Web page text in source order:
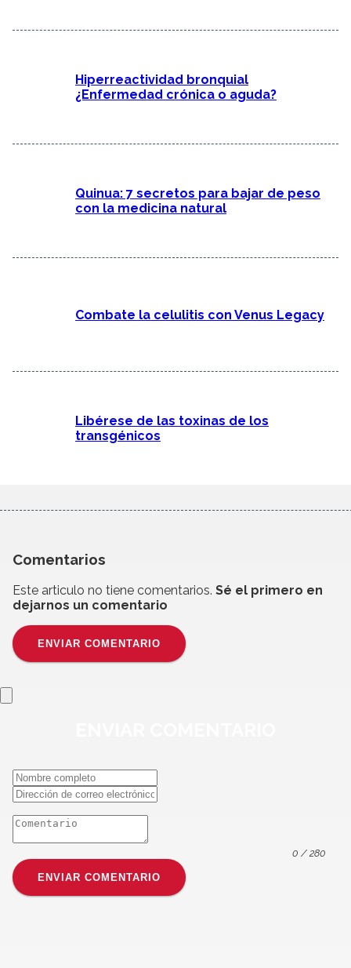
Hiperreactividad bronquial
¿Enfermedad crónica o aguda?
Quinua: 7 secretos para bajar de peso
con la medicina natural
Combate la celulitis con Venus Legacy
Libérese de las toxinas de los
transgénicos
Comentarios
Este articulo no tiene comentarios. Sé el primero en
dejarnos un comentario
ENVIAR COMENTARIO
0 / 280
ENVIAR COMENTARIO